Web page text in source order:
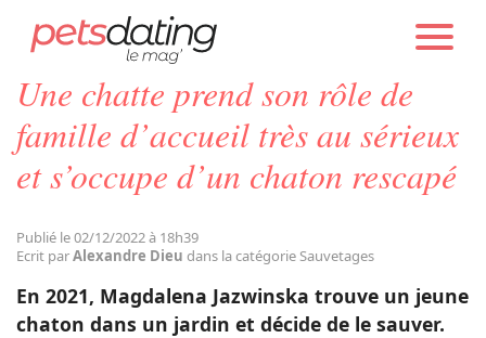
Chien
Chat
Faits Divers
Emotion
PETS DATING ACTUALITÉS SAUVETAGES
Une chatte prend son rôle de
famille d’accueil très au sérieux
et s’occupe d’un chaton rescapé
Publié le 02/12/2022 à 18h39
Ecrit parAlexandre Dieu dans la catégorie Sauvetages
En 2021, Magdalena Jazwinska trouve un jeune
chaton dans un jardin et décide de le sauver.